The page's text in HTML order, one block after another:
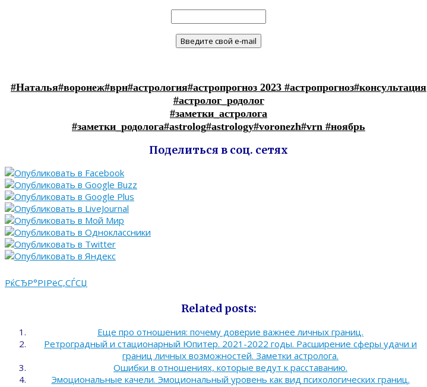
#Наталья#воронеж#врн#астрология#астропрогноз 2023 #астропрогноз#консультация
#астролог_родолог
#заметки_астролога
#заметки_родолога#astrolog#astrology#voronezh#vrn #ноябрь
Поделиться в соц. сетях
РќСЂР°РІРёС‚СЃСЏ
Related posts:
Еще про отношения: почему доверие важнее личных границ.
Ретроградный и стационарный Юпитер. 2021-2022 годы. Расширение сферы удачи и
границ личных возможностей. Заметки астролога.
Ошибки в отношениях, которые ведут к расставанию.
Эмоциональные качели. Эмоциональный уровень как вид психологических границ.